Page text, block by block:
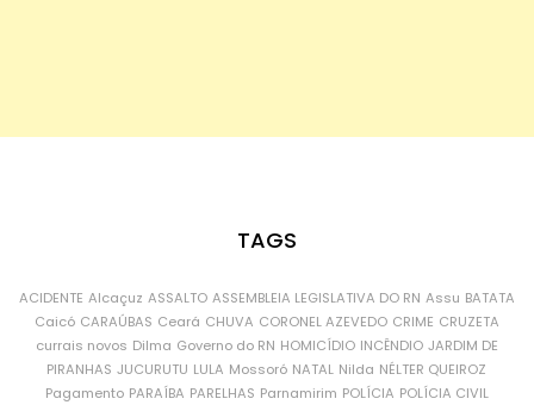
TAGS
ACIDENTE Alcaçuz ASSALTO ASSEMBLEIA LEGISLATIVA DO RN Assu BATATA
Caicó CARAÚBAS Ceará CHUVA CORONEL AZEVEDO CRIME CRUZETA
currais novos Dilma Governo do RN HOMICÍDIO INCÊNDIO JARDIM DE
PIRANHAS JUCURUTU LULA Mossoró NATAL Nilda NÉLTER QUEIROZ
Pagamento PARAÍBA PARELHAS Parnamirim POLÍCIA POLÍCIA CIVIL